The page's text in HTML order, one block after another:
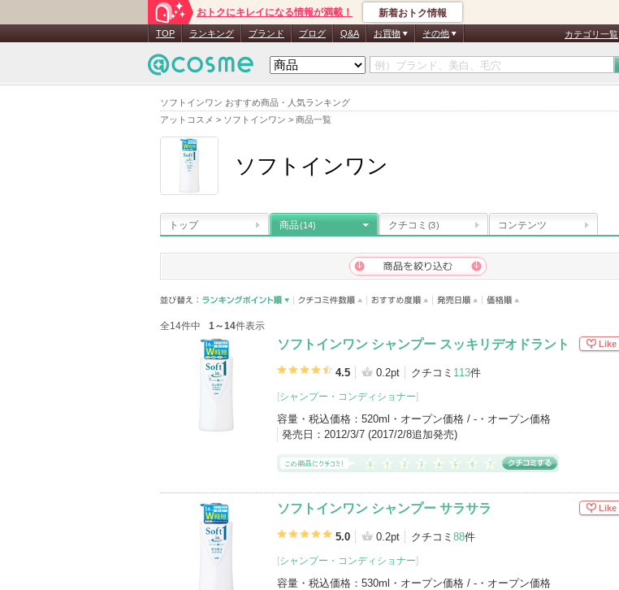
ソフトインワン おすすめ商品・人気ランキング
アットコスメ > ソフトインワン > 商品一覧
おトクにキレイになる情報が満載！ 新着おトク情報
TOP ランキング ブランド ブログ Q&A お買物 その他 カテゴリ一覧
ソフトインワン
トップ 商品(14) クチコミ (3) コンテンツ
全14件中 1～14件表示
ソフトインワン シャンプー スッキリデオドラント
4.5 0.2pt クチコミ 113件
[シャンプー・コンディショナー]
容量・税込価格： 520ml・オープン価格 / -・オープン価格
発売日： 2012/3/7 (2017/2/8追加発売)
Like
ソフトインワン シャンプー サラサラ
5.0 0.2pt クチコミ 88件
[シャンプー・コンディショナー]
容量・税込価格： 530ml・オープン価格 / -・オープン価格
Like